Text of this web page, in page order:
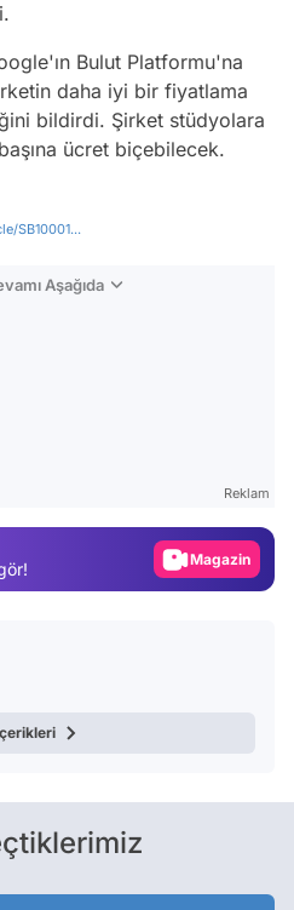
Bulut Platformu'na
daha iyi bir fiyatlama
bildirdi. Şirket stüdyolara
ücret biçebilecek.
SB10001...
Aşağıda
Reklam
Magazin